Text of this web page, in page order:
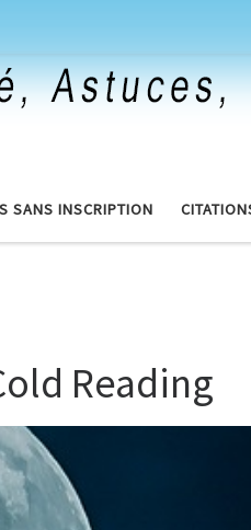
SANS INSCRIPTION
Reading